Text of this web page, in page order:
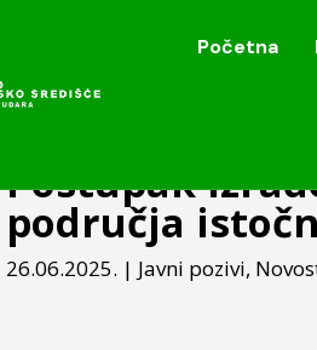
Početna
Početna
Postupak
područja
26.06.2025. | Javni pozivi,